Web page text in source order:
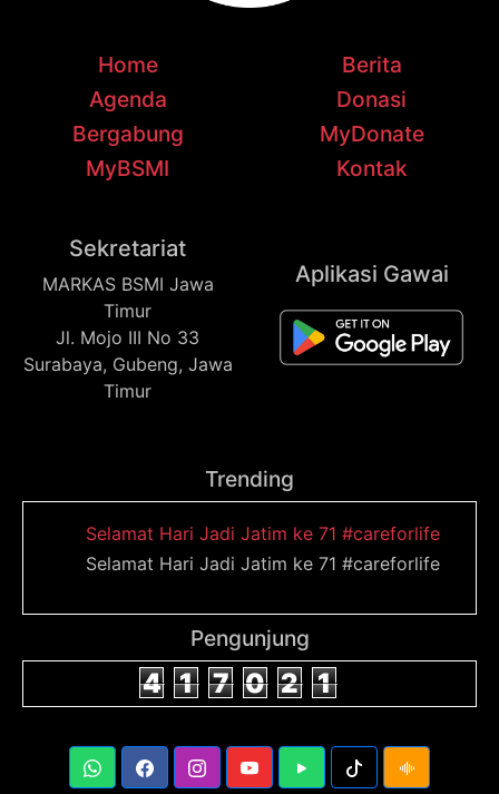
Home
Berita
Agenda
Donasi
Bergabung
MyDonate
MyBSMI
Kontak
Sekretariat
MARKAS BSMI Jawa
Timur
Jl. Mojo III No 33
Surabaya, Gubeng, Jawa
Timur
Aplikasi Gawai
Trending
Selamat Hari Jadi Jatim ke 71 #careforlife
Selamat Hari Jadi Jatim ke 71 #careforlife
Pengunjung
4 1 7 0 2 1